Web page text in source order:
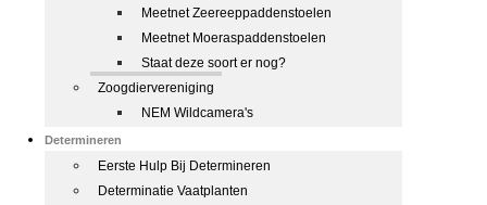
Meetnet Zeereeppaddenstoelen
Meetnet Moeraspaddenstoelen
Staat deze soort er nog?
Zoogdiervereniging
NEM Wildcamera's
Determineren
Eerste Hulp Bij Determineren
Determinatie Vaatplanten